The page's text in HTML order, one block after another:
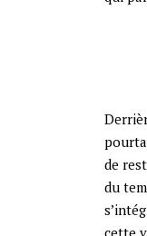
de
du